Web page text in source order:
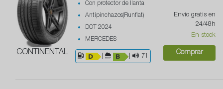
CONTINENTAL
Con protector de llanta
Antipinchazos(Runflat)
DOT 2024
MERCEDES
71
Envío gratis en
24/48h
En stock
Comprar